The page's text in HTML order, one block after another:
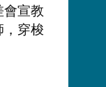
會宣教
，穿梭